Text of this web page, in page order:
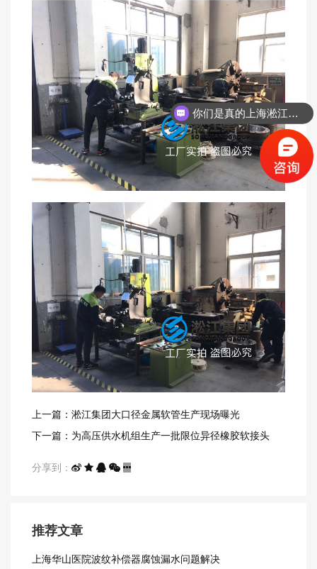
上一篇：淞江集团大口径金属软管生产现场曝光
下一篇：​为高压供水机组生产一批限位异径橡胶软接头
分享到：
推荐文章
上海华山医院波纹补偿器腐蚀漏水问题解决
你们是真的上海淞江吗？